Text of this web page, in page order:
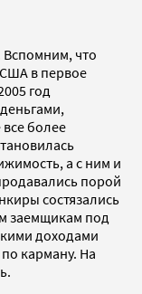
Вспомним, что
в первое
год
все более
а с ним и
порой
состязались
заемщикам под
доходами
карману. На